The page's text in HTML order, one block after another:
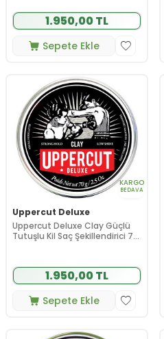
1.950,00 TL
Sepete Ekle
KARGO
BEDAVA
Uppercut Deluxe
Uppercut Deluxe Clay Güçlü
Tutuşlu Kil Saç Şekillendirici 70
1.950,00 TL
Sepete Ekle